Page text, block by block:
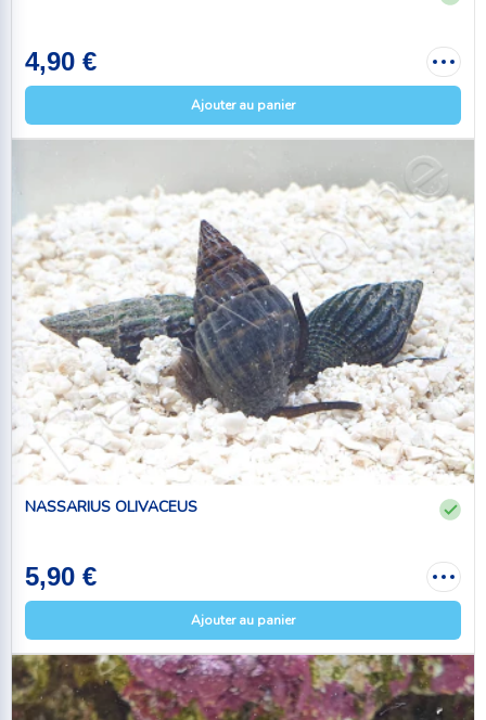
4,90 €
Ajouter au panier
NASSARIUS OLIVACEUS
5,90 €
Ajouter au panier